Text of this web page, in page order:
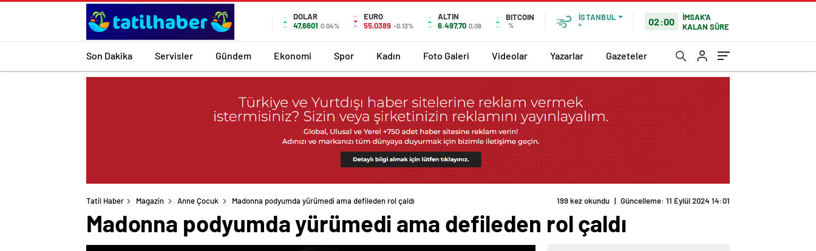
DOLAR
47,6601 0.04%
EURO
55,0389 -0.13%
ALTIN
6.497,70 0,08
BITCOIN
%
İSTANBUL
°
02:00
İMSAK'A
KALAN SÜRE
Son Dakika Servisler Gündem Ekonomi Spor Kadın Foto Galeri Videolar Yazarlar Gazeteler
Tatil Haber Magazin Anne Çocuk Madonna podyumda yürümedi ama defileden rol çaldı 199 kez okundu | Güncelleme: 11 Eylül 2024 14:01
Madonna podyumda yürümedi ama defileden rol çaldı